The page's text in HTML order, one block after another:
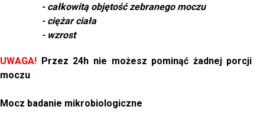
- całkowitą objętość zebranego moczu
- ciężar ciała
- wzrost
UWAGA! Przez 24h nie możesz pominąć żadnej
moczu
Mocz badanie mikrobiologiczne